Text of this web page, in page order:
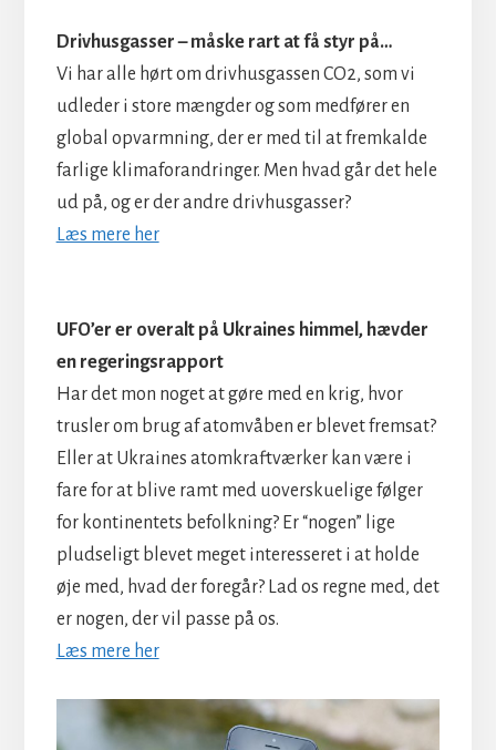
Drivhusgasser – måske rart at få styr på…
Vi har alle hørt om drivhusgassen CO2, som vi
udleder i store mængder og som medfører en
global opvarmning, der er med til at fremkalde
farlige klimaforandringer. Men hvad går det hele
ud på, og er der andre drivhusgasser?
Læs mere her
UFO’er er overalt på Ukraines himmel, hævder
en regeringsrapport
Har det mon noget at gøre med en krig, hvor
trusler om brug af atomvåben er blevet fremsat?
Eller at Ukraines atomkraftværker kan være i
fare for at blive ramt med uoverskuelige følger
for kontinentets befolkning? Er “nogen” lige
pludseligt blevet meget interesseret i at holde
øje med, hvad der foregår? Lad os regne med, det
er nogen, der vil passe på os.
Læs mere her